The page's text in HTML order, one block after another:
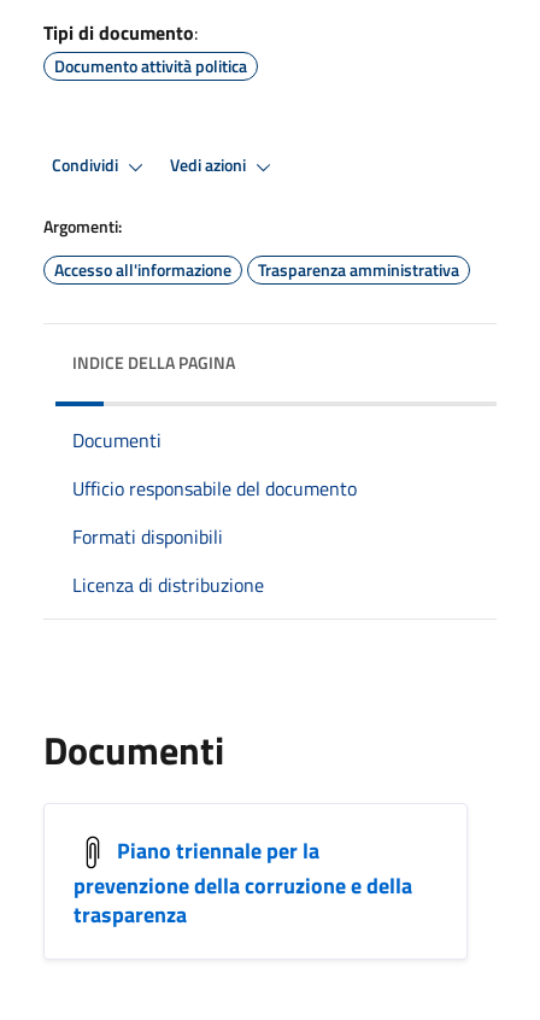
Tipi di documento:
Documento attività politica
Condividi Vedi azioni
Argomenti:
Accesso all'informazione
Trasparenza amministrativa
INDICE DELLA PAGINA
Documenti
Ufficio responsabile del documento
Formati disponibili
Licenza di distribuzione
Documenti
Piano triennale per la
prevenzione della corruzione e della
trasparenza